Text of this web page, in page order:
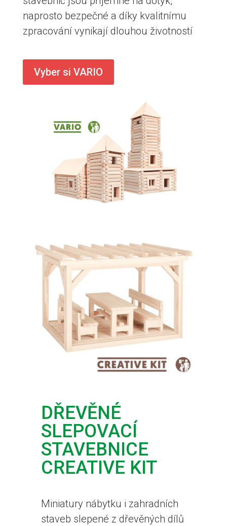
naprosto bezpečné a díky kvalitnímu
zpracování vynikají dlouhou životností
Vyber si VARIO
DŘEVĚNÉ
SLEPOVACÍ
STAVEBNICE
CREATIVE KIT
Miniatury nábytku i zahradních
staveb slepené z dřevěných dílů